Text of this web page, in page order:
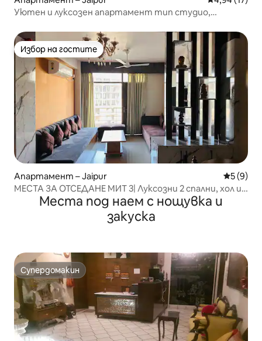
Уютен и луксозен апартамент тип студио,
Избор на гостите
Избор на гостите
Апартамент – Jaipur Средна
5 (9)
МЕСТА ЗА ОТСЕДАНЕ МИТ 3| Луксозни 2 спални, хол и
кухня | Просторни и удобни
Места под наем с нощувка и
закуска
Супердомакин
Супердомакин